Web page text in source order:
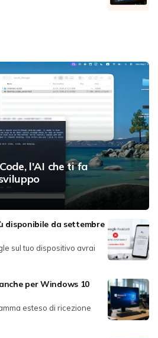
l'AI che ti fa
disponibile da settembre
sul tuo dispositivo avrai
per Windows 10
esteso di ricezione